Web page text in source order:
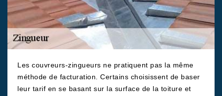
Les couvreurs-zingueurs ne pratiquent pas la même
méthode de facturation. Certains choisissent de baser
leur tarif en se basant sur la surface de la toiture et